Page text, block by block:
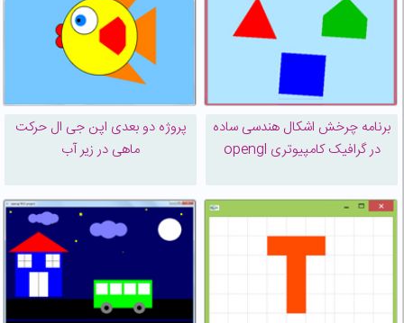
برنامه چرخش اشکال هندسی ساده
در گرافیک کامپیوتری opengl
پروژه دو بعدی اپن جی ال حرکت
ماهی در زیر آب